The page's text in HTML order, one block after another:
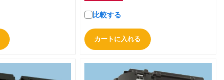
比較する
カートに入れる